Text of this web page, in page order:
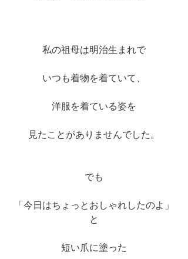
私の祖母は明治生まれで
いつも着物を着ていて、
洋服を着ている姿を
見たことがありませんでした。
でも
「今日はちょっとおしゃれしたのよ」
と
短い爪に塗った